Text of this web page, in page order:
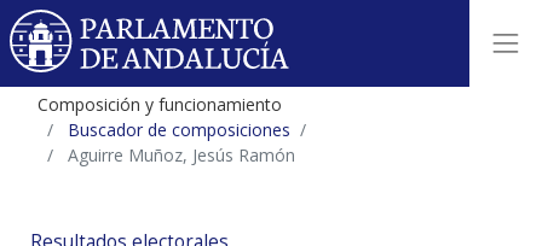
Composición y funcionamiento
Buscador de composiciones
Aguirre Muñoz, Jesús Ramón